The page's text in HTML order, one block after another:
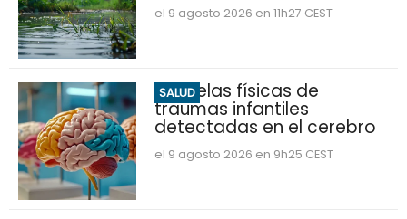
el 9 agosto 2026 en 11h27 CEST
SALUD
Secuelas físicas de
traumas infantiles
detectadas en el cerebro
el 9 agosto 2026 en 9h25 CEST